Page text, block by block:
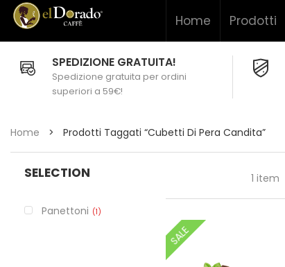
Home Prodotti
SPEDIZIONE GRATUITA!
Spedizione gratuita per ordini
superiori a 59€!
Home > Prodotti Taggati “cubetti Di Pera Candita”
SELECTION
Panettoni 1
1 item
SALE